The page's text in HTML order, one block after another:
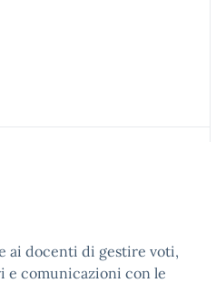
ai docenti di gestire voti,
e comunicazioni con le